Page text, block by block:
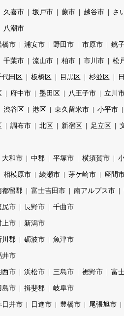
久喜市 坂戸市 蕨市 越谷市 さ
八潮市
橋市 浦安市 野田市 市原市 銚
千葉市 流山市 柏市 市川市 松
代田区 板橋区 目黒区 杉並区
府中市 墨田区 八王子市 立川
渋谷区 港区 東久留米市 小平市
調布市 北区 新宿区 足立区
大和市 中郡 平塚市 横須賀市
相模原市 綾瀬市 茅ケ崎市 座間
都留郡 富士吉田市 南アルプス市
尻市 長野市 千曲市
上市 新潟市
川郡 砺波市 魚津市
井市
西市 浜松市 三島市 裾野市 富
島市 揖斐郡 岐阜市
日井市 日進市 豊橋市 尾張旭市